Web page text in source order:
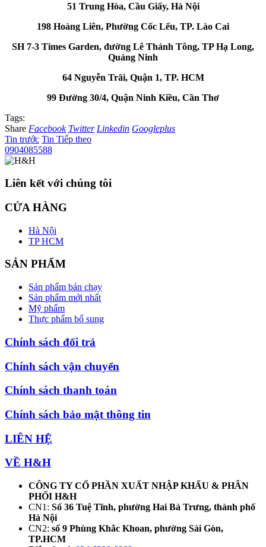
51 Trung Hòa, Cầu Giấy, Hà Nội
198 Hoàng Liên, Phường Cốc Lếu, TP. Lào Cai
SH 7-3 Times Garden, đường Lê Thánh Tông, TP Hạ Long,
Quảng Ninh
64 Nguyễn Trãi, Quận 1, TP. HCM
99 Đường 30/4, Quận Ninh Kiều, Cần Thơ
Tags:
Share Facebook Twitter Linkedin Googleplus
Tin trước Tin Tiếp theo
0904085588
Liên kết với chúng tôi
CỬA HÀNG
Hà Nội
TP HCM
SẢN PHẨM
Sản phẩm bán chạy
Sản phẩm mới nhất
Mỹ phẩm
Thực phẩm bổ sung
Chính sách đổi trả
Chính sách vận chuyển
Chính sách thanh toán
Chính sách bảo mật thông tin
LIÊN HỆ
VỀ H&H
CÔNG TY CỔ PHẦN XUẤT NHẬP KHẨU & PHÂN
PHỐI H&H
CN1: Số 36 Tuệ Tĩnh, phường Hai Bà Trưng, thành phố
Hà Nội
CN2: số 9 Phùng Khắc Khoan, phường Sài Gòn,
TP.HCM